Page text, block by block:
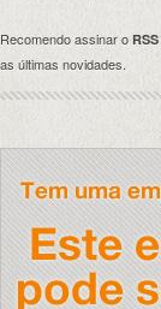
Recomendo assinar o RSS
as últimas novidades.